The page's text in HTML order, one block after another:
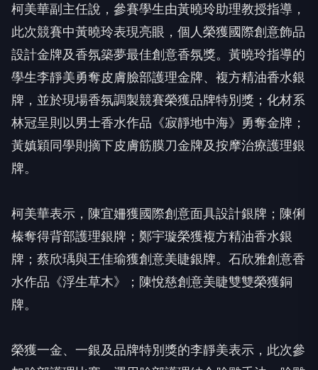
柯美華副主任說，參賽學生由黃曉玲助理教授指導，
此次競賽中黃曉玲表現亮眼，個人榮獲國際創意飾品
設計金牌及香氛築夢最佳創意香氛獎。黃曉玲指導的
學生李靜美勇奪皮膚臉部護理金牌、複方精油香水銀
牌，並於現場香氛調製競賽榮獲品牌特別獎；化材系
林冠呈則以男士香水作品《寂靜地中海》勇奪金牌；
黃嫃穎同學則摘下皮膚筋膜刀金牌及按摩治療護理銀
牌。
柯美華表示，陳宜姍獲國際創意面具設計銀牌；陳俐
榛奪得背部護理銀牌；鄭宇璇榮獲複方精油香水銀
牌；蔡欣瑀與王佳瑜獲創意美睫銀牌。石欣雅創意香
水作品《浮生草木》；陳悅慈創意美睫雙雙榮獲銅
牌。
榮獲一金、一銀及品牌特別獎的李靜美表示，此次參